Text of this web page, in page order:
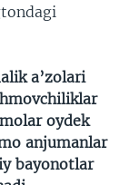
a’zolari
oydek
anjumanlar
bayonotlar